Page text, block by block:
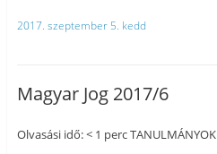
2017. szeptember 5. kedd
Magyar Jog 2017/6
Olvasási idő: < 1 perc TANULMÁNYOK